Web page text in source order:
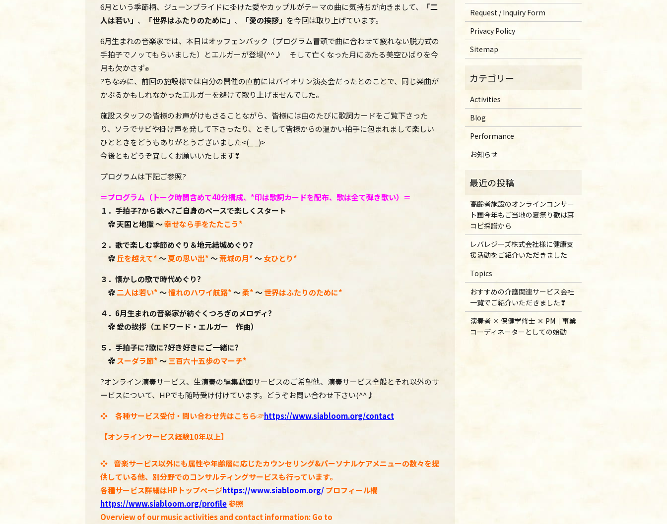
6月という季節柄、ジューンブライドに掛けた愛やカップルがテーマの曲に気持ちが向きまして、
「二
人は若い」 、 「世界はふたりのために」 、 「愛の挨拶」 を今回は取り上げています。
6月生まれの音楽家では、本日はオッフェンバック（プログラム冒頭で曲に合わせて疲れない脱力式の
手拍子でノッてもらいました）とエルガーが登場(^^♪ そして亡くなった月にあたる美空ひばりを今
月も欠かさず✊
?ちなみに、前回の施設様では自分の開催の直前にはバイオリン演奏会だったとのことで、同じ楽曲が
かぶるかもしれなかったエルガーを避けて取り上げませんでした。
施設スタッフの皆様のお声がけもさることながら、皆様には曲のたびに歌詞カードをご覧下さった
り、ソラでサビや掛け声を発して下さったり、とそして皆様からの温かい拍手に包まれまして楽しい
ひとときをどうもありがとうございました<(_ _)>
今後ともどうぞ宜しくお願いいたします❣
プログラムは下記ご参照?
＝プログラム（トーク時間含めて40分構成、*印は歌詞カードを配布、 歌は全て弾き歌い）＝
１．手拍子?から歌へ?ご自身のペースで楽しくスタート
✿天国と地獄～幸せなら手をたたこう*
２．歌で楽しむ季節めぐり＆地元結城めぐり?
✿丘を越えて*～夏の思い出*～荒城の月*～女ひとり*
３．懐かしの歌で時代めぐり?
✿二人は若い*～憧れのハワイ航路*～柔*～世界はふたりのために*
４．6月生まれの音楽家が紡ぐくつろぎのメロディ?
✿ 愛の挨拶（エドワード・エルガー 作曲）
５． 手拍子に?歌に?好き好きにご一緒に?
✿スーダラ節*～ 三百六十五歩のマーチ*
?オンライン演奏サービス、生演奏の編集動画サービスのご希望他、演奏サービス全般とそれ以外のサ
ービスについて、HPでも随時受け付けています。どうぞお問い合わせ下さい(^^♪
❖ 各種サービス受付・問い合わせ先はこちら☞https://www.siabloom.org/contact
【オンラインサービス経験10年以上】
❖
音楽サービス以外にも属性や年齢層に応じたカウンセリング&パーソナルケアメニューの数々を提
供している他、別分野でのコンサルティングサービスも行っています。
各種サービス詳細はHPトップページhttps://www.siabloom.org/ プロフィール欄
https://www.siabloom.org/profile参照
Overview of our music activities and contact information: Go to
Request / Inquiry Form
Privacy Policy
Sitemap
Activities
Blog
Performance
お知らせ
高齢者施設のオンラインコンサー
ト🎹今年もご当地の夏祭り歌は耳
コピ採譜から
レバレジーズ株式会社様に健康支
援活動をご紹介いただきました
Topics
おすすめの介護関連サービス会社
一覧でご紹介いただきました❣
演奏者 × 保健学修士 × PM｜事業
コーディネーターとしての始動